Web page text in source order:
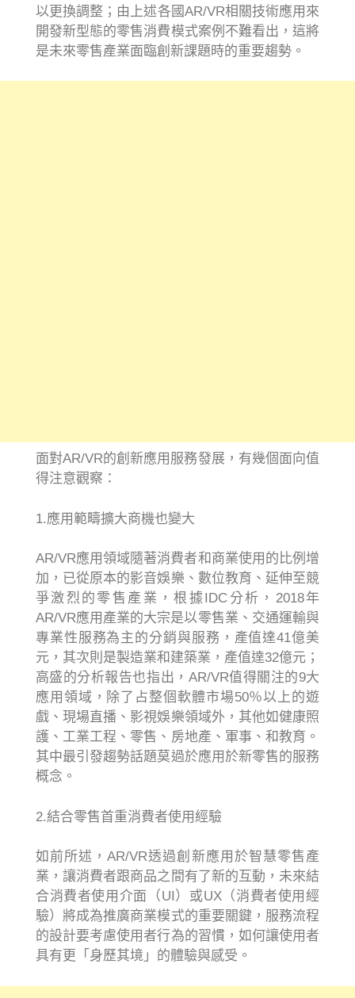
以更換調整；由上述各國AR/VR相關技術應用來
開發新型態的零售消費模式案例不難看出，這將
是未來零售產業面臨創新課題時的重要趨勢。
面對AR/VR的創新應用服務發展，有幾個面向值
得注意觀察：
1.應用範疇擴大商機也變大
AR/VR應用領域隨著消費者和商業使用的比例增
加，已從原本的影音娛樂、數位教育、延伸至競
爭激烈的零售產業，根據IDC分析，2018年
AR/VR應用產業的大宗是以零售業、交通運輸與
專業性服務為主的分銷與服務，產值達41億美
元，其次則是製造業和建築業，產值達32億元；
高盛的分析報告也指出，AR/VR值得關注的9大
應用領域，除了占整個軟體市場50％以上的遊
戲、現場直播、影視娛樂領域外，其他如健康照
護、工業工程、零售、房地產、軍事、和教育。
其中最引發趨勢話題莫過於應用於新零售的服務
概念。
2.結合零售首重消費者使用經驗
如前所述，AR/VR透過創新應用於智慧零售產
業，讓消費者跟商品之間有了新的互動，未來結
合消費者使用介面（UI）或UX（消費者使用經
驗）將成為推廣商業模式的重要關鍵，服務流程
的設計要考慮使用者行為的習慣，如何讓使用者
具有更「身歷其境」的體驗與感受。